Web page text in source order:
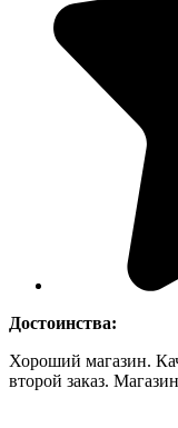
Достоинства:
Хороший магазин.
второй заказ.